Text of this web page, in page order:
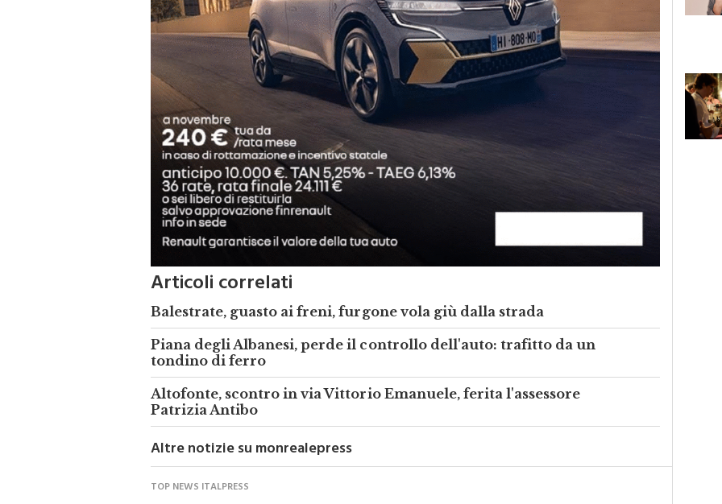
Articoli correlati
Balestrate, guasto ai freni, furgone vola giù dalla strada
Piana degli Albanesi, perde il controllo dell'auto: trafitto da un
tondino di ferro
Altofonte, scontro in via Vittorio Emanuele, ferita l'assessore
Patrizia Antibo
Altre notizie su monrealepress
TOP NEWS ITALPRESS